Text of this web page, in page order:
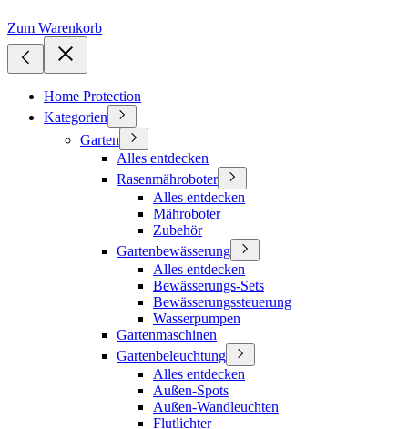
Zum Warenkorb
Home Protection
Kategorien
Garten
Alles entdecken
Rasenmähroboter
Alles entdecken
Mähroboter
Zubehör
Gartenbewässerung
Alles entdecken
Bewässerungs-Sets
Bewässerungssteuerung
Wasserpumpen
Gartenmaschinen
Gartenbeleuchtung
Alles entdecken
Außen-Spots
Außen-Wandleuchten
Flutlichter